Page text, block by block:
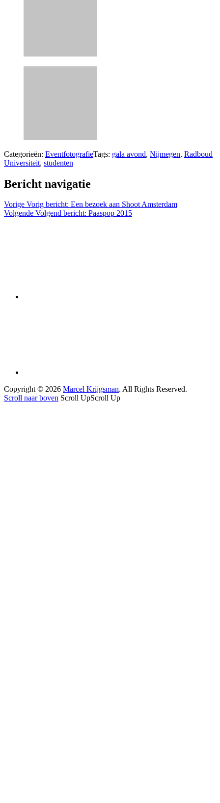
Categorieën: EventfotografieTags: gala avond, Nijmegen, Radboud
Universiteit, studenten
Bericht navigatie
Vorige Vorig bericht: Een bezoek aan Shoot Amsterdam
Volgende Volgend bericht: Paaspop 2015
Copyright © 2026 Marcel Krijgsman. All Rights Reserved.
Scroll naar boven Scroll UpScroll Up